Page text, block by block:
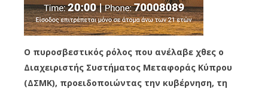
Ο πυροσβεστικός ρόλος που ανέλαβε χθες ο
Διαχειριστής Συστήματος Μεταφοράς Κύπρου
(ΔΣΜΚ), προειδοποιώντας την κυβέρνηση, τη